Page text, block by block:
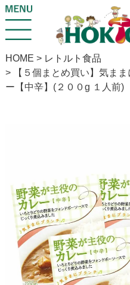
HOME
レトルト食品
【５個まとめ買い】気ま
ー【中辛】(２００g １人前)